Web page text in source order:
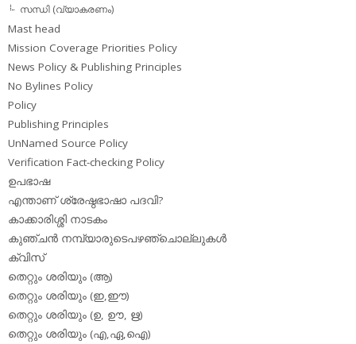
സന്ധി (വ്യാകരണം)
Mast head
Mission Coverage Priorities Policy
News Policy & Publishing Principles
No Bylines Policy
Policy
Publishing Principles
UnNamed Source Policy
Verification Fact-checking Policy
ഉപഭാഷ
എന്താണ് ശ്രേഷ്ഠഭാഷാ പദവി?
കാക്കാരിശ്ശി നാടകം
കുഞ്ചന്‍ നമ്പ്യാരുടെപഴഞ്ചൊല്ലുകള്‍
ക്വിസ്
തെറ്റും ശരിയും (ആ)
തെറ്റും ശരിയും (ഇ,ഈ)
തെറ്റും ശരിയും (ഉ, ഊ, ഋ)
തെറ്റും ശരിയും (എ,ഏ,ഐ)